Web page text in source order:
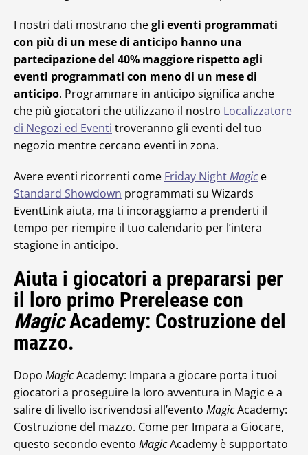
I nostri dati mostrano chegli eventi programmati
con più di un mese di anticipo hanno una
partecipazione del 40% maggiore rispetto agli
eventi programmati con meno di un mese di
anticipo. Programmare in anticipo significa anche
che più giocatori che utilizzano il nostro Localizzatore
di Negozi ed Eventi troveranno gli eventi del tuo
negozio mentre cercano eventi in zona.
Avere eventi ricorrenti come Friday NightMagice
Standard Showdown programmati su Wizards
EventLink aiuta, ma ti incoraggiamo a prenderti il
tempo per riempire il tuo calendario per l’intera
stagione in anticipo.
Aiuta i giocatori a prepararsi per
il loro primo Prerelease con
MagicAcademy: Costruzione del
mazzo.
Dopo MagicAcademy: Impara a giocare porta i tuoi
giocatori a proseguire la loro avventura in Magic e a
salire di livello iscrivendosi all’evento MagicAcademy:
Costruzione del mazzo. Come per Impara a Giocare,
questo secondo evento MagicAcademy è supportato